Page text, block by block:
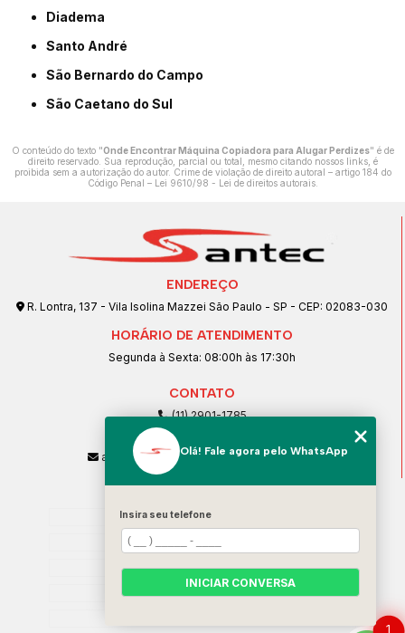
Diadema
Santo André
São Bernardo do Campo
São Caetano do Sul
O conteúdo do texto "Onde Encontrar Máquina Copiadora para Alugar Perdizes" é de
direito reservado. Sua reprodução, parcial ou total, mesmo citando nossos links, é
proibida sem a autorização do autor. Crime de violação de direito autoral – artigo 184 do
Código Penal – Lei 9610/98 - Lei de direitos autorais.
ENDEREÇO
R. Lontra, 137 - Vila Isolina Mazzei São Paulo - SP - CEP: 02083-030
HORÁRIO DE ATENDIMENTO
Segunda à Sexta: 08:00h às 17:30h
CONTATO
(11) 2901-1785
(11) 99239-1832
atendimento@santeccopiadoras.com.br
Home
Empresa
SERVIÇOS
Contato
1
Olá! Fale agora pelo WhatsApp
Insira seu telefone
INICIAR CONVERSA